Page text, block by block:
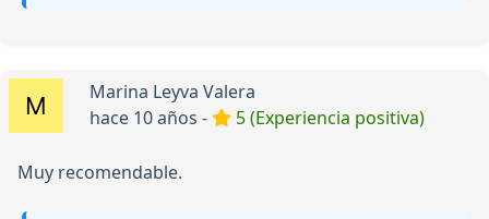
Marina Leyva Valera
hace 10 años -
5 (Experiencia positiva)
Muy recomendable.